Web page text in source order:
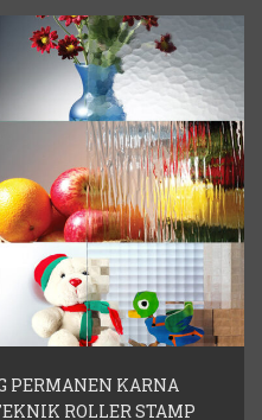
PERMANEN KARNA
ROLLER STAMP